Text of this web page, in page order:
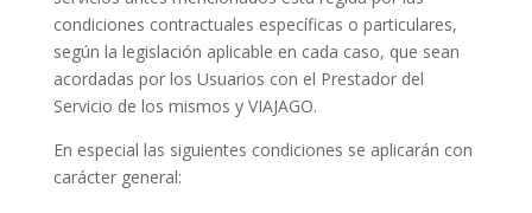
condiciones contractuales específicas o particulares,
según la legislación aplicable en cada caso, que sean
acordadas por los Usuarios con el Prestador del
Servicio de los mismos y VIAJAGO.
En especial las siguientes condiciones se aplicarán con
carácter general: